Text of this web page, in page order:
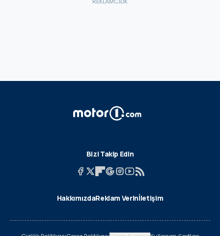
Bizi Takip Edin
HakkımızdaReklam Verinİletişim